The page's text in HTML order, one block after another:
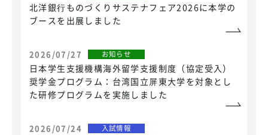
北洋銀⾏ものづくりサステナフェア2026に本学の
ブースを出展しました
2026/07/27 お知らせ
日本学生支援機構海外留学支援制度（協定受入）
奨学金プログラム：台湾国立屏東大学を対象とし
た研修プログラムを実施しました
2026/07/24 入試情報